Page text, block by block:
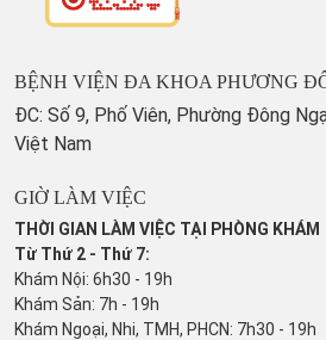
BỆNH VIỆN ĐA KHOA PHƯƠNG
ĐC: Số 9, Phố Viên, Phường Đông
Việt Nam
GIỜ LÀM VIỆC
THỜI GIAN LÀM VIỆC TẠI PHÒNG KHÁM
Từ Thứ 2 - Thứ 7:
Khám Nội: 6h30 - 19h
Khám Sản: 7h - 19h
Khám Ngoại, Nhi, TMH, PHCN: 7h30 - 19h